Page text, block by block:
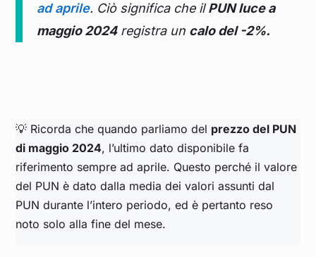
ad aprile. Ciò significa che ilPUN luce a
maggio 2024registra un calo del -2%.
💡 Ricorda che quando parliamo del prezzo del PUN
di maggio 2024, l’ultimo dato disponibile fa
riferimento sempre ad aprile. Questo perché il valore
del PUN è dato dalla media dei valori assunti dal
PUN durante l’intero periodo, ed è pertanto reso
noto solo alla fine del mese.